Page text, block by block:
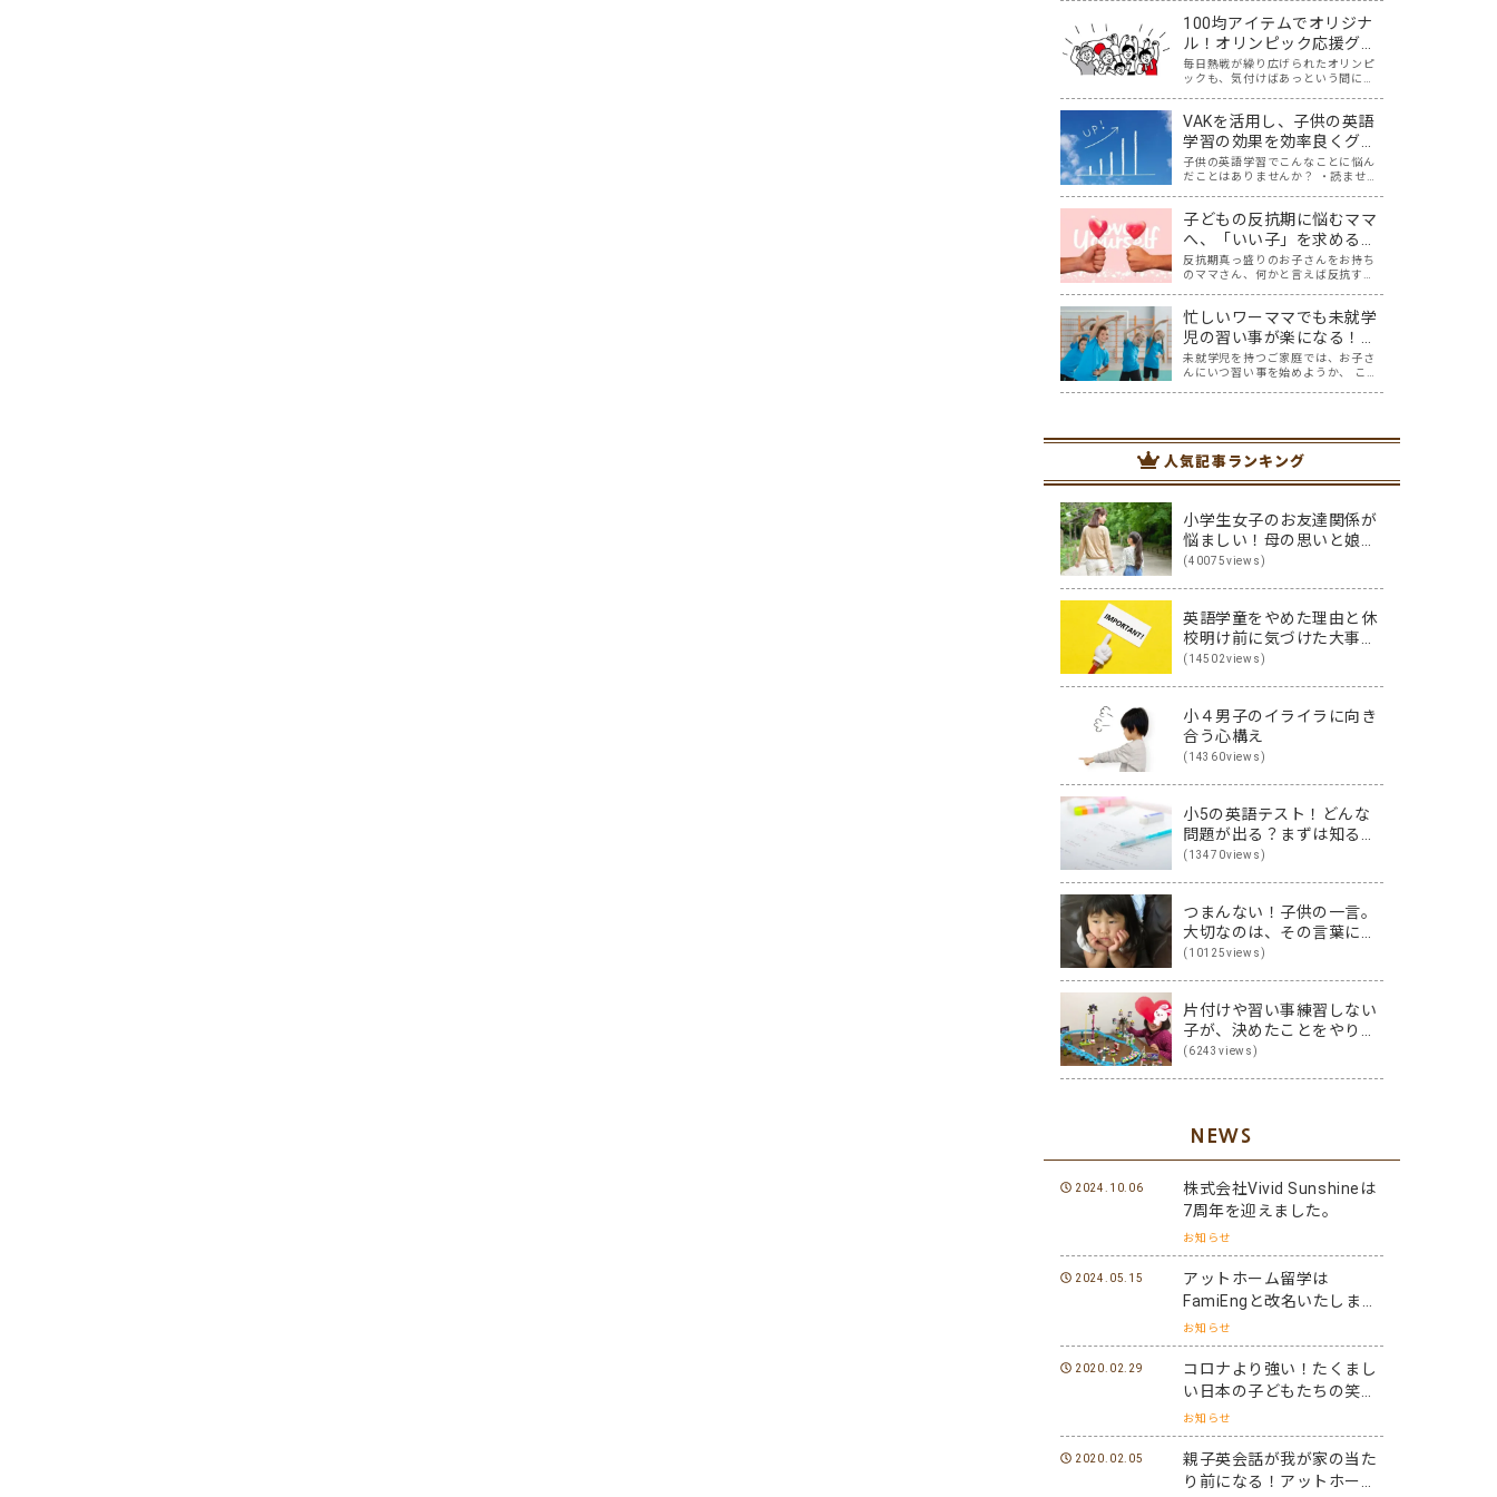
方で、「どこから取り組めばいいの
か分からない…。」というご家庭も
多いと思います。 我が家には5歳と2
歳の未…
100均アイテムでオリジナ
ル！オリンピック応援グッ
ズを作りながらの親子英会
話
毎日熱戦が繰り広げられたオリンピ
ックも、気付けばあっという間に終
家は、サッカー、テニス、卓球、体
操、水泳、陸上、などなど、テレビ
の前で家族一緒にニッポンを応援し
ました！ おうち…
VAKを活用し、子供の英語
学習の効果を効率良くグン
と上げる方法
子供の英語学習でこんなことに悩ん
だことはありませんか？ ・読ませる
きた英語学習では、子供に響かな
い。どうしたらいいんだろう・・と
悩んでいた時に、私が親子英会話を
学んでいる…
子どもの反抗期に悩むママ
へ、「いい子」を求める盲
点と反抗期への対応策
反抗期真っ盛りのお子さんをお持ち
のママさん、何かと言えば反抗する
とするいい子には程遠い…と悩んで
いませんか？ 「反抗期」。素直だっ
た我が子が、親の言うことを聞かな
くなり、どんど…
忙しいワーママでも未就学
児の習い事が楽になる！大
切な3つのポイント
未就学児を持つご家庭では、お子さ
んにいつ習い事を始めようか、 この
ノ！？」 「あの子は幼児教室！？」
と、す…
人気記事ランキング
小学生女子のお友達関係が
悩ましい！母の思いと娘の
思いを伝え合った親子
(40075views)
英語学童をやめた理由と休
校明け前に気づけた大事な
こと
(14502views)
小４男子のイライラに向き
合う心構え
(14360views)
小5の英語テスト！どんな
問題が出る？まずは知るこ
とから始めよう♪
(13470views)
つまんない！子供の一言。
大切なのは、その言葉に隠
された裏の本音です
(10125views)
片付けや習い事練習しない
子が、決めたことをやり切
る子に変身！その方法は？
(6243views)
NEWS
2024.10.06
株式会社Vivid Sunshineは
7周年を迎えました。
お知らせ
2024.05.15
アットホーム留学は
FamiEngと改名いたしまし
た。
お知らせ
2020.02.29
コロナより強い！たくまし
い日本の子どもたちの笑顔
と元気を世界に届けよう！
お知らせ
2020.02.05
親子英会話が我が家の当た
り前になる！アットホーム